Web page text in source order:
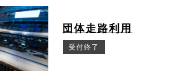
団体走路利用
受付終了